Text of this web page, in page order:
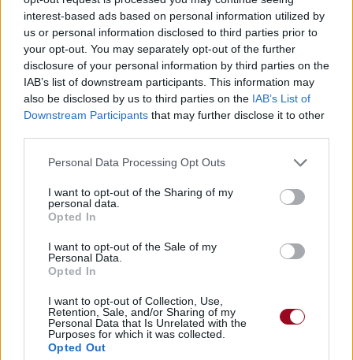
interest-based ads based on personal information utilized by
us or personal information disclosed to third parties prior to
your opt-out. You may separately opt-out of the further
disclosure of your personal information by third parties on the
IAB’s list of downstream participants. This information may
also be disclosed by us to third parties on the IAB’s List of
Downstream Participants that may further disclose it to other
Personal Data Processing Opt Outs
I want to opt-out of the Sharing of my
personal data.
Opted In
I want to opt-out of the Sale of my
Personal Data.
Opted In
I want to opt-out of Collection, Use,
Retention, Sale, and/or Sharing of my
Personal Data that Is Unrelated with the
Purposes for which it was collected.
Opted Out